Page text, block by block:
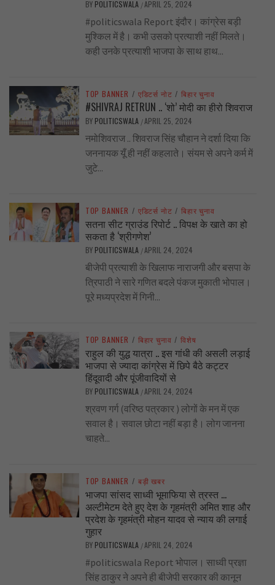
BY POLITICSWALA /APRIL 25, 2024
#politicswala Report इंदौर। कांग्रेस बड़ी
मुश्किल में है। कभी उसको प्रत्याशी नहीं मिलते।
कही उनके प्रत्याशी भाजपा के साथ हाथ...
TOP BANNER / एडिटर्स नोट / बिहार चुनाव
#SHIVRAJ RETRUN .. ‘शो’ मोदी का हीरो शिवराज
BY POLITICSWALA /APRIL 25, 2024
नमोशिवराज .. शिवराज सिंह चौहान ने दर्शा दिया कि
जननायक यूँ ही नहीं कहलाते। संयम से अपने कर्म में
जुटे...
TOP BANNER / एडिटर्स नोट / बिहार चुनाव
सतना सीट ग्राउंड रिपोर्ट .. विपक्ष के खाते का हो
सकता है ‘श्रीगणेश’
BY POLITICSWALA /APRIL 24, 2024
बीजेपी प्रत्याशी के खिलाफ नाराजगी और बसपा के
त्रिपाठी ने सारे गणित बदले पंकज मुकाती भोपाल।
पूरे मध्यप्रदेश में गिनी...
TOP BANNER / बिहार चुनाव / विशेष
राहुल की युद्ध यात्रा .. इस गांधी की असली लड़ाई
भाजपा से ज्यादा कांग्रेस में छिपे बैठे कट्टर
हिंदूवादी और पूंजीवादियों से
BY POLITICSWALA /APRIL 24, 2024
श्रवण गर्ग (वरिष्ठ पत्रकार ) लोगों के मन में एक
सवाल है। सवाल छोटा नहीं बड़ा है। लोग जानना
चाहते...
TOP BANNER / बड़ी खबर
भाजपा सांसद साध्वी भूमाफिया से त्रस्त …
अल्टीमेटम देते हुए देश के गृहमंत्री अमित शाह और
प्रदेश के गृहमंत्री मोहन यादव से न्याय की लगाई
गुहार
BY POLITICSWALA /APRIL 24, 2024
#politicswala Report भोपाल। साध्वी प्रज्ञा
सिंह ठाकुर ने अपने ही बीजेपी सरकार की कानून